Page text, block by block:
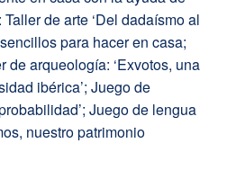
de arte ‘Del dadaísmo al
para hacer en casa;
de arqueología: ‘Exvotos, una
ibérica’; Juego de
Juego de lengua
nuestro patrimonio